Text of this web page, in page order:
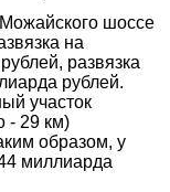
шоссе
на
развязка
рублей.
участок
- 29 км)
образом, у
миллиарда